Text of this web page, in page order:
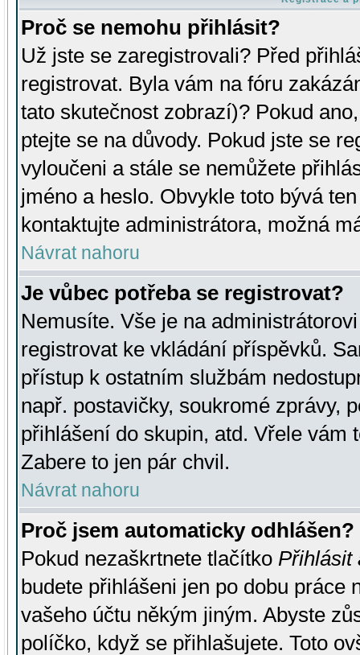
Proč se nemohu přihlásit?
Už jste se zaregistrovali? Před
registrovat. Byla vám na fóru
tato skutečnost zobrazí)? Pokud
ptejte se na důvody. Pokud jste se
vyloučeni a stále se nemůžete
jméno a heslo. Obvykle toto bývá
kontaktujte administrátora, možná
Návrat nahoru
Je vůbec potřeba se registrovat?
Nemusíte. Vše je na
registrovat ke vkládání příspěvků.
přístup k ostatním službám
např. postavičky, soukromé zprávy,
přihlášení do skupin, atd. Vřele vám
Zabere to jen pár chvil.
Návrat nahoru
Proč jsem automaticky odhlášen?
Pokud nezaškrtnete tlačítko Přihlásit
budete přihlášeni jen po dobu práce
vašeho účtu někým jiným. Abyste
políčko, když se přihlašujete. Toto